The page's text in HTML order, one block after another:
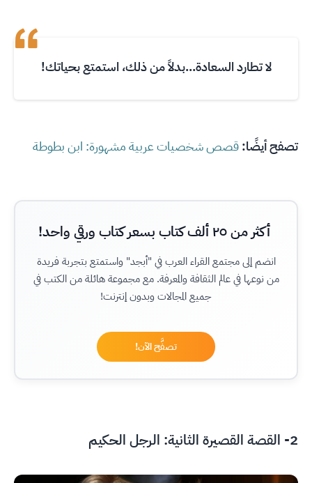
لا تطارد السعادة...بدلاً من ذلك، استمتع بحياتك!
تصفح أيضًا:قصص شخصيات عربية مشهورة: ابن بطوطة
أكثر من ٢٥ ألف كتاب بسعر كتاب ورقي واحد!
انضم إلى مجتمع القراء العرب في "أبجد" واستمتع بتجربة فريدة
من نوعها في عالم الثقافة والمعرفة. مع مجموعة هائلة من الكتب في
جميع المجالات وبدون إنترنت!
تصفَّح الآن!
2- القصة القصيرة الثانية: الرجل الحكيم